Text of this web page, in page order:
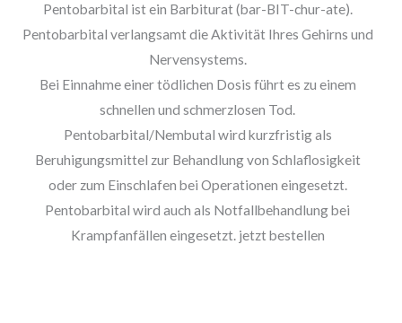
Pentobarbital ist ein Barbiturat (bar-BIT-chur-ate).
Pentobarbital verlangsamt die Aktivität Ihres Gehirns und
Nervensystems.
Bei Einnahme einer tödlichen Dosis führt es zu einem
schnellen und schmerzlosen Tod.
Pentobarbital/Nembutal wird kurzfristig als
Beruhigungsmittel zur Behandlung von Schlaflosigkeit
oder zum Einschlafen bei Operationen eingesetzt.
Pentobarbital wird auch als Notfallbehandlung bei
Krampfanfällen eingesetzt. jetzt bestellen